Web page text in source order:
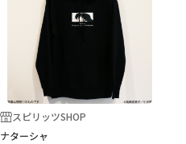
スピリッツSHOP
ナターシャ